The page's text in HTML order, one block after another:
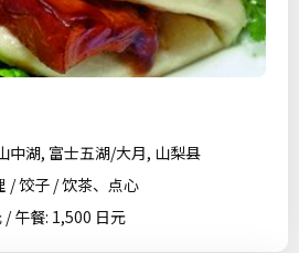
中湖, 富士五湖/大月, 山梨县
/ 饺子 / 饮茶、点心
午餐: 1,500 日元